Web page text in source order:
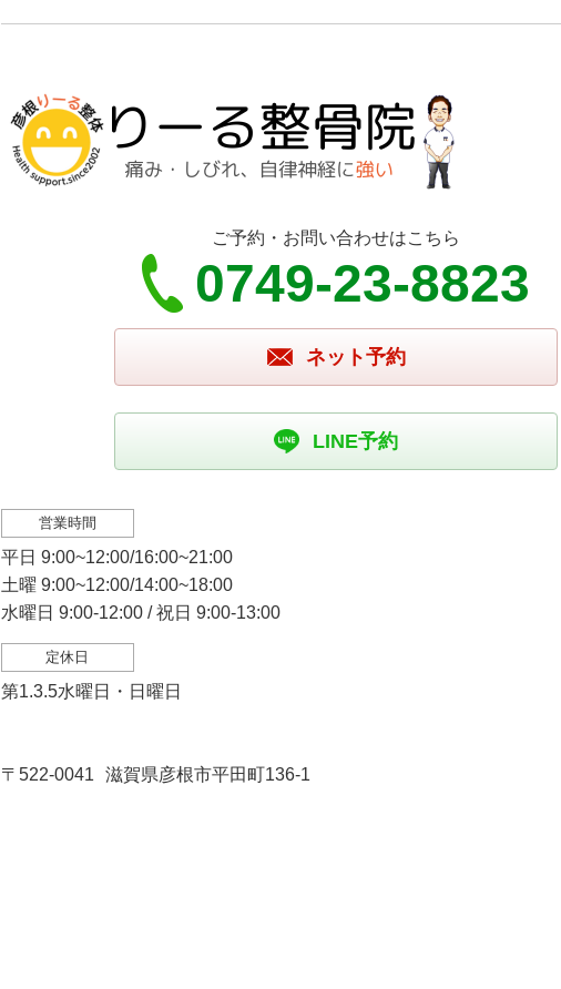
ご予約・お問い合わせはこちら
0749-23-8823
ネット予約
LINE予約
営業時間
平日 9:00~12:00/16:00~21:00
土曜 9:00~12:00/14:00~18:00
水曜日 9:00-12:00 / 祝日 9:00-13:00
定休日
第1.3.5水曜日・日曜日
〒522-0041 滋賀県彦根市平田町136-1